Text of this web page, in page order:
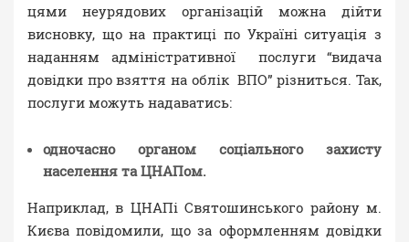
цями неурядових організацій можна дійти
висновку, що на практиці по Україні ситуація з
наданням адміністративної послуги “видача
довідки про взяття на облік ВПО” різниться. Так,
послуги можуть надаватись:
одночасно органом соціального захисту
населення та ЦНАПом.
Наприклад, в ЦНАПі Святошинського району м.
Києва повідомили, що за оформленням довідки